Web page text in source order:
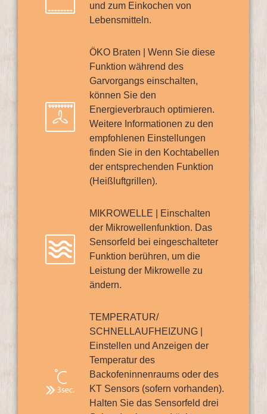
und zum Einkochen von
Lebensmitteln.
ÖKO Braten | Wenn Sie diese
Funktion während des
Garvorgangs einschalten,
können Sie den
Energieverbrauch optimieren.
Weitere Informationen zu den
empfohlenen Einstellungen
finden Sie in den Kochtabellen
der entsprechenden Funktion
(Heißluftgrillen).
MIKROWELLE | Einschalten
der Mikrowellenfunktion. Das
Sensorfeld bei eingeschalteter
Funktion berühren, um die
Leistung der Mikrowelle zu
ändern.
TEMPERATUR/
SCHNELLAUFHEIZUNG |
Einstellen und Anzeigen der
Temperatur des
Backofeninnenraums oder des
KT Sensors (sofern vorhanden).
Halten Sie das Sensorfeld drei